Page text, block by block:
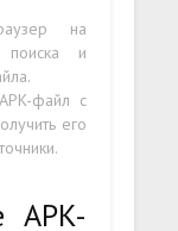
на
поиска и
файл с
его
APK-